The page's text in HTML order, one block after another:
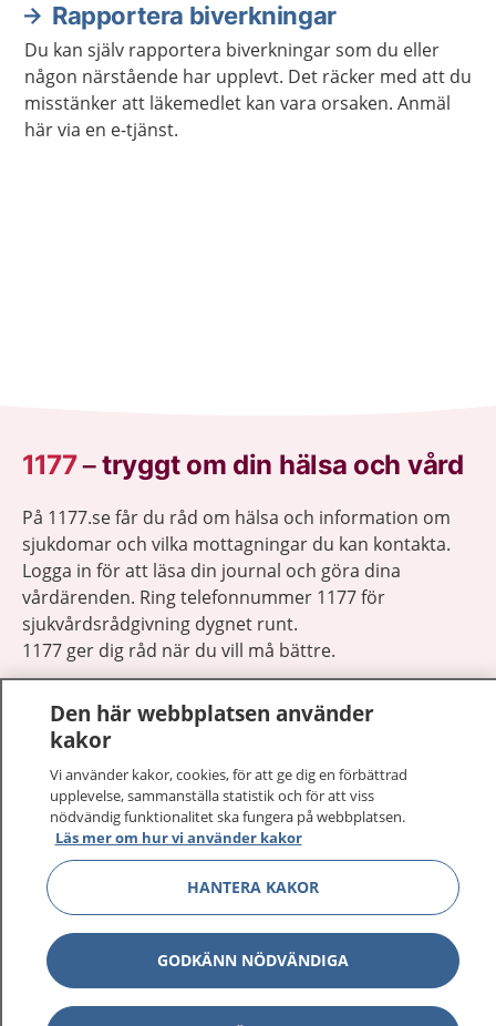
Rapportera biverkningar
Du kan själv rapportera biverkningar som du eller
någon närstående har upplevt. Det räcker med att du
misstänker att läkemedlet kan vara orsaken. Anmäl
här via en e-tjänst.
1177–tryggt om din hälsa och vård
På 1177.se får du råd om hälsa och information om
sjukdomar och vilka mottagningar du kan kontakta.
Logga in för att läsa din journal och göra dina
vårdärenden. Ring telefonnummer 1177 för
sjukvårdsrådgivning dygnet runt.
1177 ger dig råd när du vill må bättre.
1177 på flera språk
Om 1177
Kontakt Visa
Den här webbplatsen använder
kakor
Vi använder kakor, cookies, för att ge dig en förbättrad
upplevelse, sammanställa statistik och för att viss
nödvändig funktionalitet ska fungera på webbplatsen.
Läs mer om hur vi använder kakor
HANTERA KAKOR
GODKÄNN NÖDVÄNDIGA